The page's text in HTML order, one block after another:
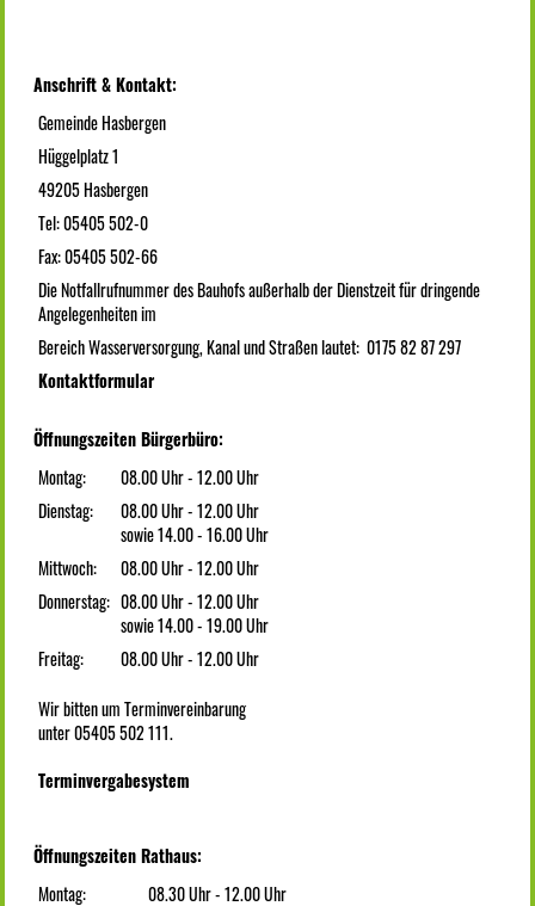
Anschrift & Kontakt:
Gemeinde Hasbergen
Hüggelplatz 1
49205 Hasbergen
Tel: 05405 502-0
Fax: 05405 502-66
Die Notfallrufnummer des Bauhofs außerhalb der Dienstzeit für dringende
Angelegenheiten im
Bereich Wasserversorgung, Kanal und Straßen lautet: 0175 82 87 297
Kontaktformular
Öffnungszeiten Bürgerbüro:
Montag:
08.00 Uhr - 12.00 Uhr
Dienstag:
08.00 Uhr - 12.00 Uhr
sowie 14.00 - 16.00 Uhr
Mittwoch:
08.00 Uhr - 12.00 Uhr
Donnerstag: 08.00 Uhr - 12.00 Uhr
sowie 14.00 - 19.00 Uhr
Freitag:
08.00 Uhr - 12.00 Uhr
Wir bitten um Terminvereinbarung
unter 05405 502 111.
Terminvergabesystem
Öffnungszeiten Rathaus:
Montag:
08.30 Uhr - 12.00 Uhr